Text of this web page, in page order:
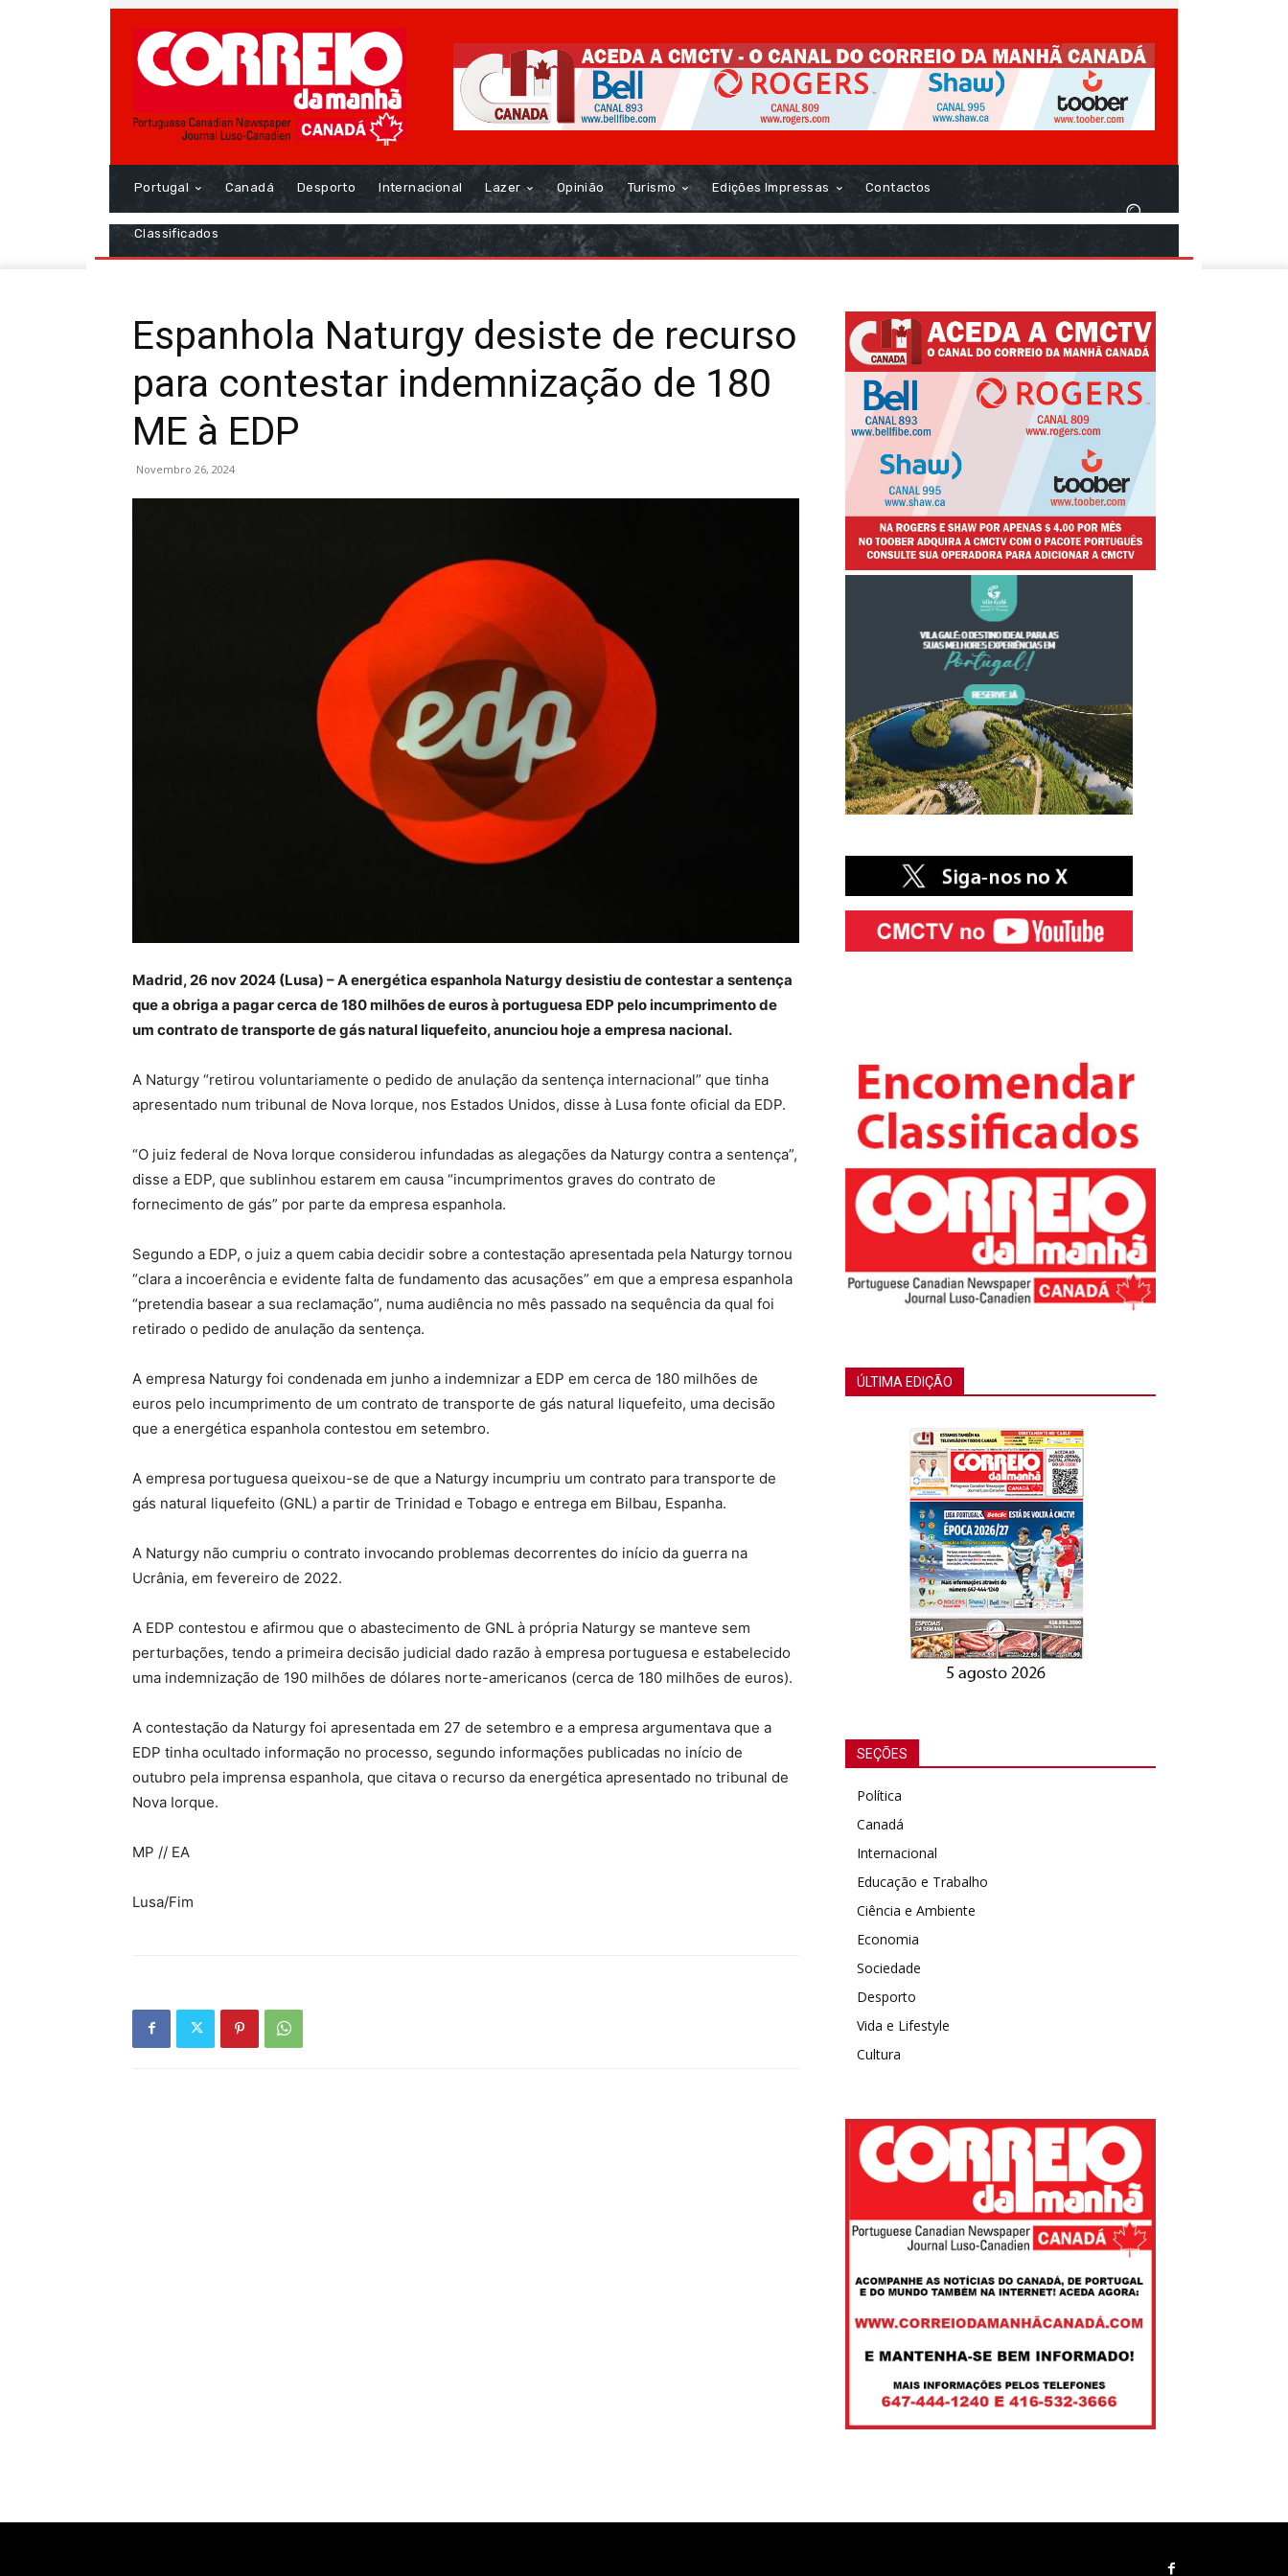
Portugal Canadá Desporto Internacional Lazer Opinião Turismo Edições Impressas Contactos
Classificados
Espanhola Naturgy desiste de recurso
para contestar indemnização de 180
ME à EDP
Novembro 26, 2024
Madrid, 26 nov 2024 (Lusa) – A energética espanhola Naturgy desistiu de contestar a sentença
que a obriga a pagar cerca de 180 milhões de euros à portuguesa EDP pelo incumprimento de
um contrato de transporte de gás natural liquefeito, anunciou hoje a empresa nacional.
A Naturgy “retirou voluntariamente o pedido de anulação da sentença internacional” que tinha
apresentado num tribunal de Nova Iorque, nos Estados Unidos, disse à Lusa fonte oficial da EDP.
“O juiz federal de Nova Iorque considerou infundadas as alegações da Naturgy contra a sentença”,
disse a EDP, que sublinhou estarem em causa “incumprimentos graves do contrato de
fornecimento de gás” por parte da empresa espanhola.
Segundo a EDP, o juiz a quem cabia decidir sobre a contestação apresentada pela Naturgy tornou
“clara a incoerência e evidente falta de fundamento das acusações” em que a empresa espanhola
“pretendia basear a sua reclamação”, numa audiência no mês passado na sequência da qual foi
retirado o pedido de anulação da sentença.
A empresa Naturgy foi condenada em junho a indemnizar a EDP em cerca de 180 milhões de
euros pelo incumprimento de um contrato de transporte de gás natural liquefeito, uma decisão
que a energética espanhola contestou em setembro.
A empresa portuguesa queixou-se de que a Naturgy incumpriu um contrato para transporte de
gás natural liquefeito (GNL) a partir de Trinidad e Tobago e entrega em Bilbau, Espanha.
A Naturgy não cumpriu o contrato invocando problemas decorrentes do início da guerra na
Ucrânia, em fevereiro de 2022.
A EDP contestou e afirmou que o abastecimento de GNL à própria Naturgy se manteve sem
perturbações, tendo a primeira decisão judicial dado razão à empresa portuguesa e estabelecido
uma indemnização de 190 milhões de dólares norte-americanos (cerca de 180 milhões de euros).
A contestação da Naturgy foi apresentada em 27 de setembro e a empresa argumentava que a
EDP tinha ocultado informação no processo, segundo informações publicadas no início de
outubro pela imprensa espanhola, que citava o recurso da energética apresentado no tribunal de
Nova Iorque.
MP // EA
Lusa/Fim
ÚLTIMA EDIÇÃO
SEÇÕES
Política
Canadá
Internacional
Educação e Trabalho
Ciência e Ambiente
Economia
Sociedade
Desporto
Vida e Lifestyle
Cultura